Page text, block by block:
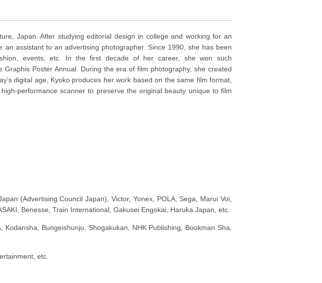
Japan. After studying editorial design in college and working for an
assistant to an advertising photographer. Since 1990, she has been
events, etc. In the first decade of her career, she won such
Graphis Poster Annual. During the era of film photography, she created
digital age, Kyoko produces her work based on the same film format,
performance scanner to preserve the original beauty unique to film
(Advertising Council Japan), Victor, Yonex, POLA, Sega, Marui Voi,
Benesse, Train International, Gakusei Engokai, Haruka Japan, etc.
Bungeishunju, Shogakukan, NHK Publishing, Bookman Sha,
etc.